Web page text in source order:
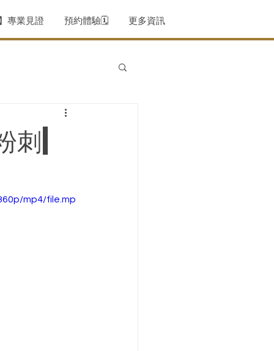
專業見證 預約體驗🗓️ 更多資訊
|
mp4/file.mp